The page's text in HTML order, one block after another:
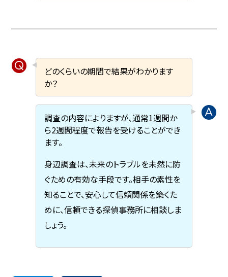
どのくらいの期間で結果がわかります
か？
調査の内容によりますが、通常1週間か
ら2週間程度で報告を受けることができ
ます。
身辺調査は、未来のトラブルを未然に防
ぐための有効な手段です。相手の素性を
知ることで、安心して信頼関係を築くた
めに、信頼できる探偵事務所に相談しま
しょう。